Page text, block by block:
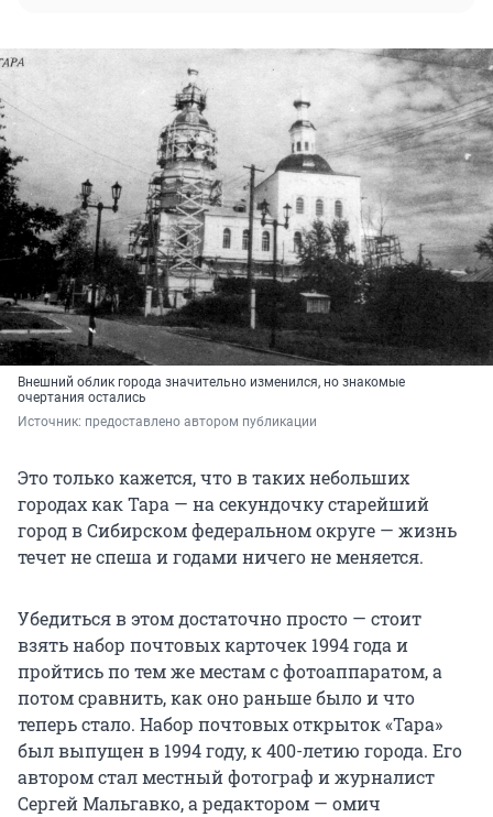
Внешний облик города значительно изменился, но знакомые
очертания остались
Источник: предоставлено автором публикации
Это только кажется, что в таких небольших
городах как Тара — на секундочку старейший
город в Сибирском федеральном округе — жизнь
течет не спеша и годами ничего не меняется.
Убедиться в этом достаточно просто — стоит
взять набор почтовых карточек 1994 года и
пройтись по тем же местам с фотоаппаратом, а
потом сравнить, как оно раньше было и что
теперь стало. Набор почтовых открыток «Тара»
был выпущен в 1994 году, к 400-летию города. Его
автором стал местный фотограф и журналист
Сергей Мальгавко, а редактором — омич